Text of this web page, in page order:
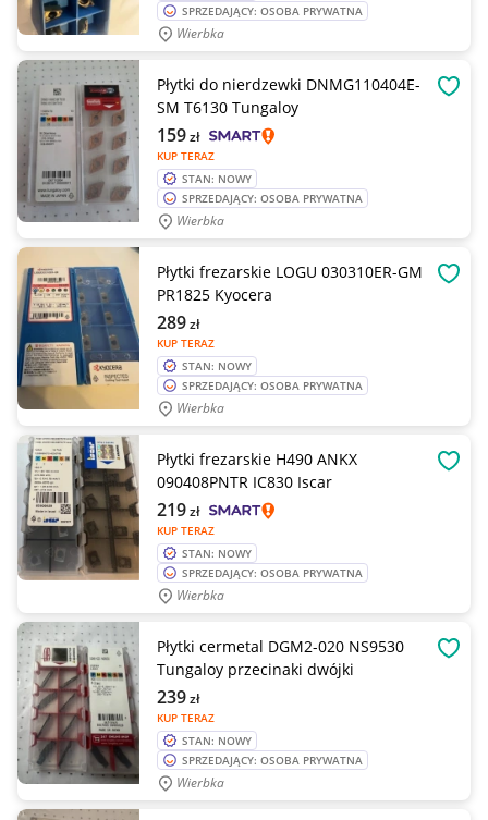
SPRZEDAJĄCY: OSOBA PRYWATNA
Wierbka
Płytki do nierdzewki DNMG110404E-
SM T6130 Tungaloy
KUP TERAZ
159zł
STAN: NOWY
SPRZEDAJĄCY: OSOBA PRYWATNA
Wierbka
Płytki frezarskie LOGU 030310ER-GM
PR1825 Kyocera
KUP TERAZ
289zł
STAN: NOWY
SPRZEDAJĄCY: OSOBA PRYWATNA
Wierbka
Płytki frezarskie H490 ANKX
090408PNTR IC830 Iscar
KUP TERAZ
219zł
STAN: NOWY
SPRZEDAJĄCY: OSOBA PRYWATNA
Wierbka
Płytki cermetal DGM2-020 NS9530
Tungaloy przecinaki dwójki
KUP TERAZ
239zł
STAN: NOWY
SPRZEDAJĄCY: OSOBA PRYWATNA
Wierbka